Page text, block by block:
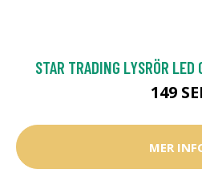
STAR TRADING LYSRÖR
149
MER